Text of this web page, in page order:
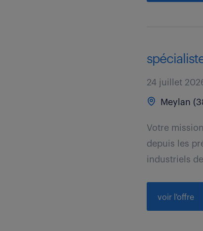
24 juillet
Meylan
Votre
depuis les
industriels
voir l'offre